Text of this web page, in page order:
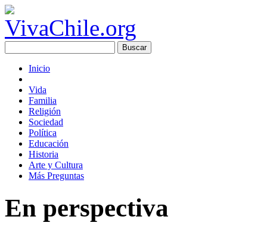
Inicio
Vida
Familia
Religión
Sociedad
Política
Educación
Historia
Arte y Cultura
Más Preguntas
En perspectiva